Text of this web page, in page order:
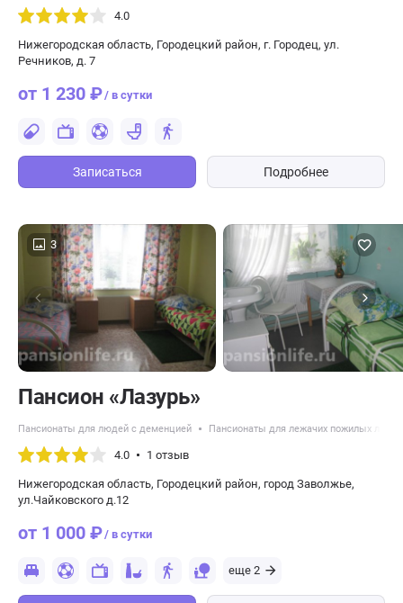
4.0
Нижегородская область, Городецкий район, г. Городец, ул.
Речников, д. 7
от 1 230 ₽/ в сутки
Записаться Подробнее
3
Пансион «Лазурь»
Пансионаты для людей с деменцией Пансионаты для лежачих пожилых
4.0 1 отзыв
Нижегородская область, Городецкий район, город Заволжье,
ул.Чайковского д.12
от 1 000 ₽/ в сутки
еще 2